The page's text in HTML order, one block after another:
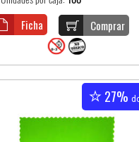
Comprar
Ficha
27%